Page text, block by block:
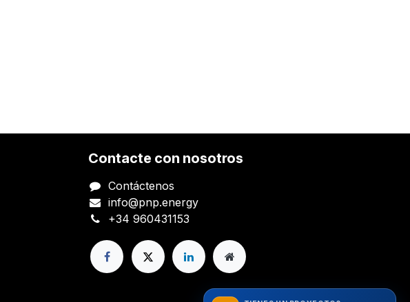
Contacte con nosotros
Contáctenos
info@pnp.energy
+34 960431153